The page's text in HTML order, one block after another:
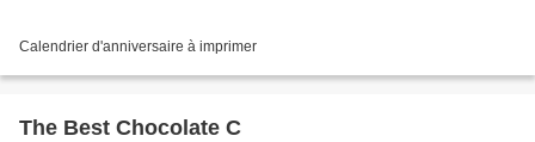
Calendrier d'anniversaire à imprimer
The Best Chocolate C